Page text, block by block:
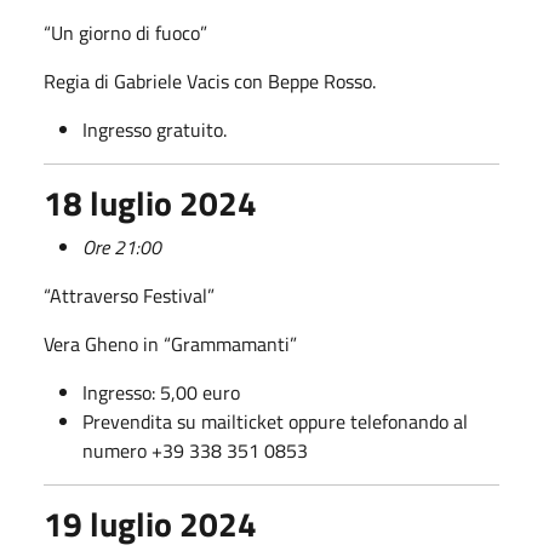
“Un giorno di fuoco”
Regia di Gabriele Vacis con Beppe Rosso.
Ingresso gratuito.
18 luglio 2024
Ore 21:00
“Attraverso Festival”
Vera Gheno in “Grammamanti”
Ingresso: 5,00 euro
Prevendita su mailticket oppure telefonando al
numero +39 338 351 0853
19 luglio 2024